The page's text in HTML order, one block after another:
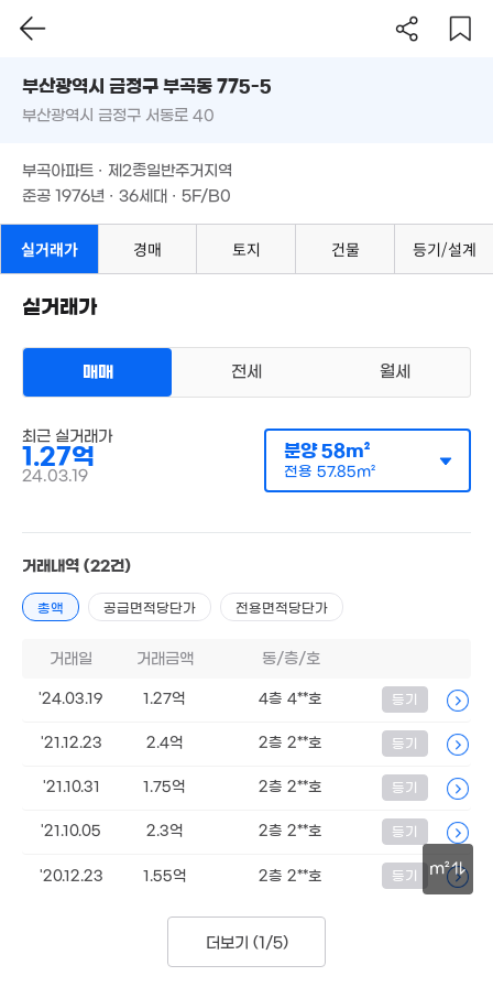
1.34억
1.39억
66m²
'26.
1.4억
81m²
83m²
매매 1억 2700만원
전용58m²
계약일 '24. 03
7,000만
'23. 04
14.5억
6,500만
'22. 03
5.9
'19. 11
억
'18. 05
2.5억
'15. 09
필터 매물 탐색
부산시 금정구 부곡동 775-5
준공 1976년 · 36세대 · 5F/B0
m²
부산광역시 금정구 부곡동 775-5
부산광역시 금정구 서동로 40
부곡아파트 · 제2종일반주거지역
준공 1976년 · 36세대 · 5F/B0
실거래가 경매 토지 건물 등기/설계
실거래가
매매 전세 월세
최근 실거래가
1.27억
24.03.19
분양58m²
전용 57.85m²
거래내역 (22건)
총액 공급면적당단가 전용면적당단가
거래일 거래금액 동/층/호
'24.03.19 1.27억 4층 4**호 등기
'21.12.23 2.4억 2층 2**호 등기
'21.10.31 1.75억 2층 2**호 등기
'21.10.05 2.3억 2층 2**호 등기
'20.12.23 1.55억 2층 2**호 등기
더보기 (1/5)